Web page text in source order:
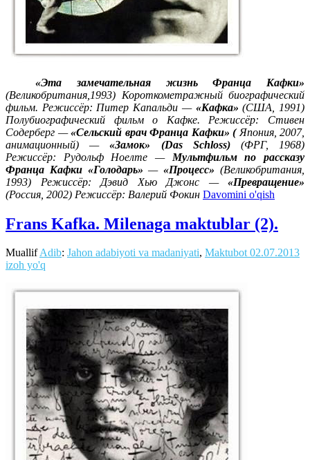
«Эта замечательная жизнь Франца Кафки»
(Великобритания,1993) Короткометражный биографический
фильм. Режиссёр: Питер Капальди — «Кафка» (США, 1991)
Полубиографический фильм о Кафке. Режиссёр: Стивен
Содерберг —«Сельский врач Франца Кафки» (Япония, 2007,
анимационный) —«Замок» (Das Schloss)(ФРГ, 1968)
Режиссёр: Рудольф Ноелте — Мультфильм по рассказу
Франца Кафки «Голодарь» —«Процесс» (Великобритания,
1993) Режиссёр: Дэвид Хью Джонс — «Превращение»
(Россия, 2002) Режиссёр: Валерий Фокин Davomini o'qish
Frans Kafka. Milenaga maktublar (2).
MuallifAdib: Jahon adabiyoti va madaniyati, Maktubot 02.07.2013
izoh yo'q